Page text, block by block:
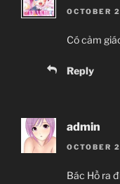
OCTOBER
Có cảm
Reply
admin
OCTOBER
Bác Hồ ra